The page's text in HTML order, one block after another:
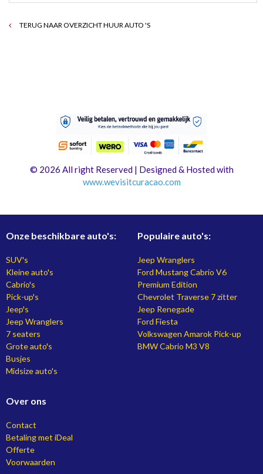
TERUG NAAR OVERZICHT HUUR AUTO 'S
© 2026 All right Reserved | Designed & Hosted with
www.wevisitcuracao.com
Onze beschikbare auto's:
SUV's
Kleine auto's
Cabrio's
Pick-up's
Jeep's
Jeep Wranglers
7 seaters
Grote auto's
Busjes
Midsize auto's
Populaire auto's:
Jeep Wranglers
Ford Mustang Cabrio V6
Premium Edition
Chevrolet Traverse 7 zitter
Jeep Renegade
Ford Fiesta
Volkswagen Amarok Pick-up
BMW Cabrio M3 V8
Over ons
Contact
Betaling met iDeal
Offerte
Voorwaarden